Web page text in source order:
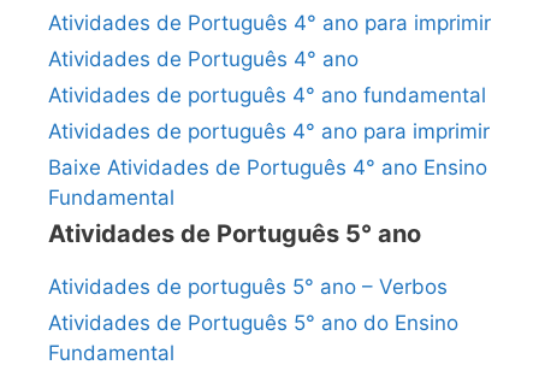
Atividades de Português 4° ano para imprimir
Atividades de Português 4° ano
Atividades de português 4° ano fundamental
Atividades de português 4° ano para imprimir
Baixe Atividades de Português 4° ano Ensino
Fundamental
Atividades de Português 5° ano
Atividades de português 5° ano – Verbos
Atividades de Português 5° ano do Ensino
Fundamental